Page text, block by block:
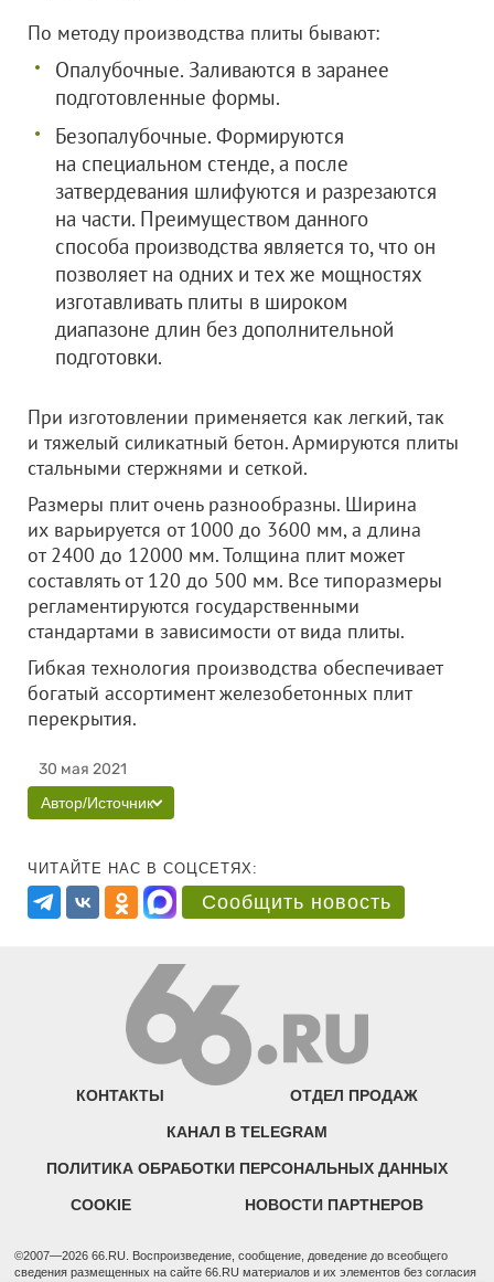
По методу производства плиты бывают:
Опалубочные. Заливаются в заранее
подготовленные формы.
Безопалубочные. Формируются
на специальном стенде, а после
затвердевания шлифуются и разрезаются
на части. Преимуществом данного
способа производства является то, что он
позволяет на одних и тех же мощностях
изготавливать плиты в широком
диапазоне длин без дополнительной
подготовки.
При изготовлении применяется как легкий, так
и тяжелый силикатный бетон. Армируются плиты
стальными стержнями и сеткой.
Размеры плит очень разнообразны. Ширина
их варьируется от 1000 до 3600 мм, а длина
от 2400 до 12000 мм. Толщина плит может
составлять от 120 до 500 мм. Все типоразмеры
регламентируются государственными
стандартами в зависимости от вида плиты.
Гибкая технология производства обеспечивает
богатый ассортимент железобетонных плит
перекрытия.
30 мая 2021
Автор/Источник
ЧИТАЙТЕ НАС В СОЦСЕТЯХ:
Сообщить новость
КОНТАКТЫ ОТДЕЛ ПРОДАЖ
КАНАЛ В TELEGRAM
ПОЛИТИКА ОБРАБОТКИ ПЕРСОНАЛЬНЫХ ДАННЫХ
COOKIE НОВОСТИ ПАРТНЕРОВ
©2007—2026 66.RU. Воспроизведение, сообщение, доведение до всеобщего
сведения размещенных на сайте 66.RU материалов и их элементов без согласия